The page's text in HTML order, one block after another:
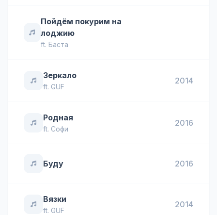
Пойдём покурим на
лоджию
ft. Баста
Зеркало
ft. GUF
2014
Родная
ft. Софи
2016
Буду 2016
Вязки
ft. GUF
2014